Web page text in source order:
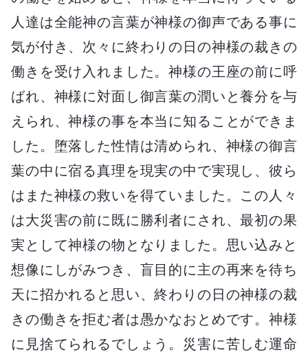
人達は全能神の言葉が神様の御声である事に
気が付き、次々に終わりの日の神様の裁きの
働きを受け入れました。神様の王座の前に呼
ばれ、神様に対面し御言葉の潤いと養分を与
えられ、神様の事を本当に知ることができま
した。堕落した性情は清められ、神様の御言
葉の中に宿る真理を現実の中で実現し、彼ら
はまた神様の救いを得ていました。この人々
は大災害の前に既に勝利者にされ、最初の果
実として神様の物となりました。思い込みと
想像にしがみつき、盲目的に主の再来を待ち
天に招かれると思い、終わりの日の神様の裁
きの働きを拒む者は愚かなおとめです。神様
に見捨てられるでしょう。災害に苦しむ運命